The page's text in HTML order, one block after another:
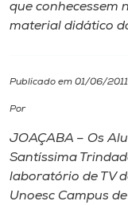
I.nova
Diplomados
CPA
que conhecessem
material didático
Publicado em 01/06/2011
Por
JOAÇABA – Os
Santíssima
laboratório de TV
Unoesc Campus